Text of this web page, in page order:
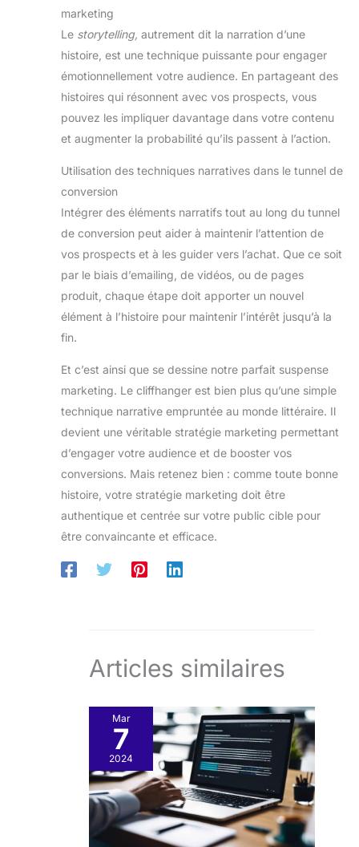
marketing
Le storytelling, autrement dit la narration d’une
histoire, est une technique puissante pour engager
émotionnellement votre audience. En partageant des
histoires qui résonnent avec vos prospects, vous
pouvez les impliquer davantage dans votre contenu
et augmenter la probabilité qu’ils passent à l’action.
Utilisation des techniques narratives dans le tunnel de
conversion
Intégrer des éléments narratifs tout au long du tunnel
de conversion peut aider à maintenir l’attention de
vos prospects et à les guider vers l’achat. Que ce soit
par le biais d’emailing, de vidéos, ou de pages
produit, chaque étape doit apporter un nouvel
élément à l’histoire pour maintenir l’intérêt jusqu’à la
fin.
Et c’est ainsi que se dessine notre parfait suspense
marketing. Le cliffhanger est bien plus qu’une simple
technique narrative empruntée au monde littéraire. Il
devient une véritable stratégie marketing permettant
d’engager votre audience et de booster vos
conversions. Mais retenez bien : comme toute bonne
histoire, votre stratégie marketing doit être
authentique et centrée sur votre public cible pour
être convaincante et efficace.
Articles similaires
Mar
7
2024